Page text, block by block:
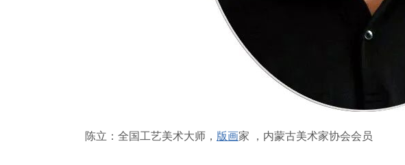
陈立：全国工艺美术大师， 版画家 ，内蒙古美术家协会会员